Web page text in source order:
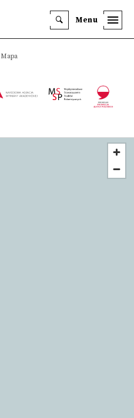
Menu
Mapa